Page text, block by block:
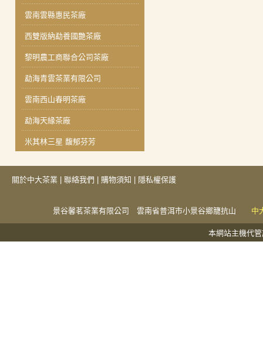
雲南雲縣惠民茶廠
西雙版納勐養國艷茶廠
黎明農工商聯合公司茶廠
勐海青雲茶業有限公司
雲南西山春明茶廠
勐海天緣茶廠
米其林三星 馥郁芬芳
關於中大茶業 聯絡我們 購物須知 隱私權保護
景谷馨茗茶業有限公司 雲南省普洱市小景谷鄉籠抗山 中
本網站主機代